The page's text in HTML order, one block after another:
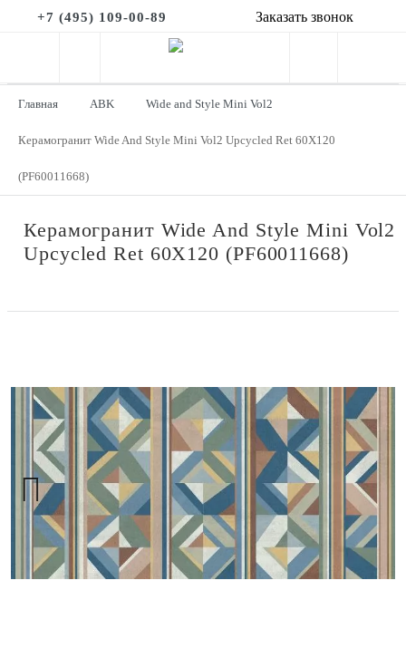
+7 (495) 109-00-89 Заказать звонок
Главная ABK Wide and Style Mini Vol2
Керамогранит Wide And Style Mini Vol2 Upcycled Ret 60Х120
(PF60011668)
Керамогранит Wide And Style Mini Vol2
Upcycled Ret 60Х120 (PF60011668)
Next